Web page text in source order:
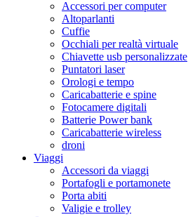
Accessori per computer
Altoparlanti
Cuffie
Occhiali per realtà virtuale
Chiavette usb personalizzate
Puntatori laser
Orologi e tempo
Caricabatterie e spine
Fotocamere digitali
Batterie Power bank
Caricabatterie wireless
droni
Viaggi
Accessori da viaggi
Portafogli e portamonete
Porta abiti
Valigie e trolley